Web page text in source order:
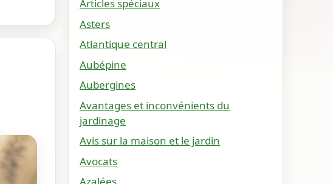
Articles spéciaux
Asters
Atlantique central
Aubépine
Aubergines
Avantages et inconvénients du
jardinage
Avis sur la maison et le jardin
Avocats